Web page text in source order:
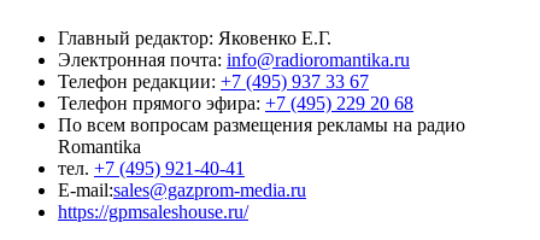
Главный редактор: Яковенко Е.Г.
Электронная почта: info@radioromantika.ru
Телефон редакции: +7 (495) 937 33 67
Телефон прямого эфира: +7 (495) 229 20 68
По всем вопросам размещения рекламы на радио
Romantika
тел. +7 (495) 921-40-41
E-mail:sales@gazprom-media.ru
https://gpmsaleshouse.ru/